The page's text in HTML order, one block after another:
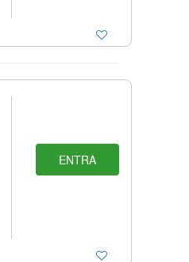
ENTRA